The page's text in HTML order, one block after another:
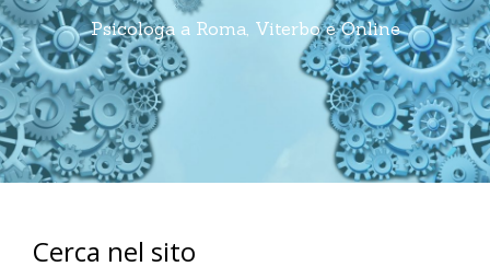
Psicologa a Roma, Viterbo e Online
Cerca nel sito